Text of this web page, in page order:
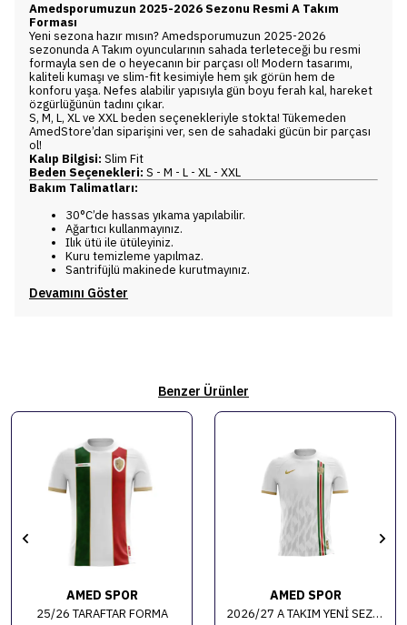
Amedsporumuzun 2025-2026 Sezonu Resmi A Takım
Forması
Yeni sezona hazır mısın? Amedsporumuzun 2025-2026
sezonunda A Takım oyuncularının sahada terleteceği bu resmi
formayla sen de o heyecanın bir parçası ol! Modern tasarımı,
kaliteli kumaşı ve slim-fit kesimiyle hem şık görün hem de
konforu yaşa. Nefes alabilir yapısıyla gün boyu ferah kal, hareket
özgürlüğünün tadını çıkar.
S, M, L, XL ve XXL beden seçenekleriyle stokta! Tükemeden
AmedStore’dan siparişini ver, sen de sahadaki gücün bir parçası
ol!
Kalıp Bilgisi: Slim Fit
Beden Seçenekleri: S - M - L - XL - XXL
Bakım Talimatları:
30°C’de hassas yıkama yapılabilir.
Ağartıcı kullanmayınız.
Ilık ütü ile ütüleyiniz.
Kuru temizleme yapılmaz.
Santrifüjlü makinede kurutmayınız.
Devamını Göster
Benzer Ürünler
AMED SPOR
25/26 TARAFTAR FORMA
AMED SPOR
2026/27 A TAKIM YENİ SEZON FORMA